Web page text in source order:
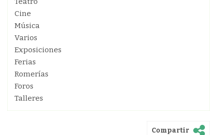
Cine
Música
Varios
Exposiciones
Ferias
Romerías
Foros
Talleres
Compartir